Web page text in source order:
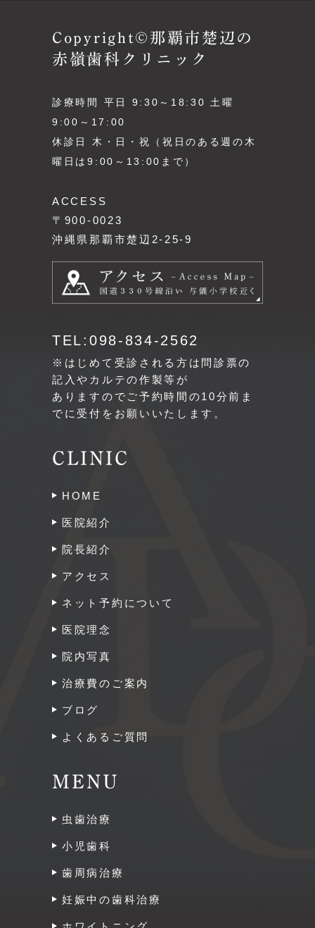
Copyright©那覇市楚辺の
赤嶺歯科クリニック
診療時間 平日 9:30～18:30 土曜
9:00～17:00
休診日 木・日・祝（祝日のある週の木
曜日は9:00～13:00まで）
ACCESS
〒900-0023
沖縄県那覇市楚辺2-25-9
TEL:098-834-2562
※はじめて受診される方は問診票の
記入やカルテの作製等が
ありますのでご予約時間の10分前ま
でに受付をお願いいたします。
CLINIC
HOME
医院紹介
院長紹介
アクセス
ネット予約について
医院理念
院内写真
治療費のご案内
ブログ
よくあるご質問
MENU
虫歯治療
小児歯科
歯周病治療
妊娠中の歯科治療